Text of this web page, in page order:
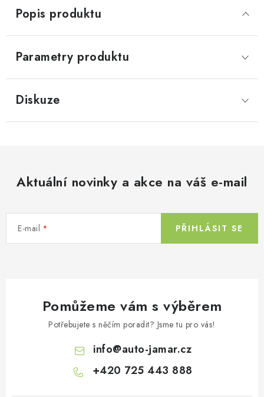
Popis produktu
Parametry produktu
Diskuze
Aktuální novinky a akce na váš e-mail
E-mail PŘIHLÁSIT SE
Pomůžeme vám s výběrem
Potřebujete s něčím poradit? Jsme tu pro vás!
info@auto-jamar.cz
+420 725 443 888